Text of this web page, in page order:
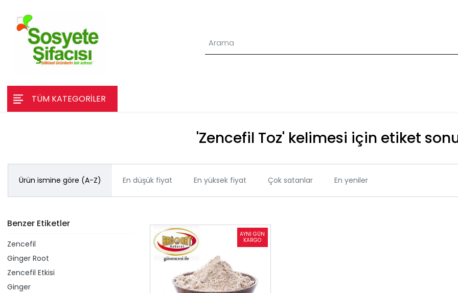
TÜM KATEGORİLER
'Zencefil Toz' kelimesi için etiket
Ürün ismine göre (A-Z) En düşük fiyat En yüksek fiyat Çok satanlar En yeniler
Benzer Etiketler
Zencefil
Ginger Root
Zencefil Etkisi
Ginger